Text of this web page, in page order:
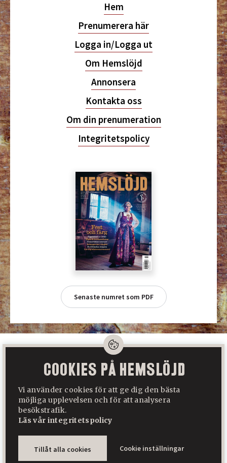
Hem
Prenumerera här
Logga in/Logga ut
Om Hemslöjd
Annonsera
Kontakta oss
Om din prenumeration
Integritetspolicy
Senaste numret som PDF
Hemslöjd är Sveriges största tidning för slöjd, folkkonst och
hantverk. Den ges ut av Hemslöjd Media AB som ägs av Svenska
Hemslöjdsföreningarnas Riksförbund.
Byggd med♥
Cookies på Hemslöjd
Vi använder cookies för att ge dig den bästa
möjliga upplevelsen och för att analysera
besökstrafik.
Läs vår integritetspolicy
Tillåt alla cookies Cookie inställningar